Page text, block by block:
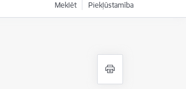
Meklēt Piekļūstamība